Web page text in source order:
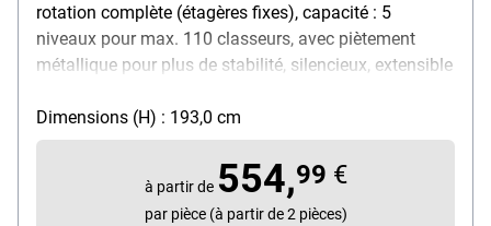
rotation complète (étagères fixes), capacité : 5
niveaux pour max. 110 classeurs, avec piètement
métallique pour plus de stabilité, silencieux, extensible
Dimensions (H) : 193,0 cm
à partir de 554,99 €
par pièce (à partir de 2 pièces)